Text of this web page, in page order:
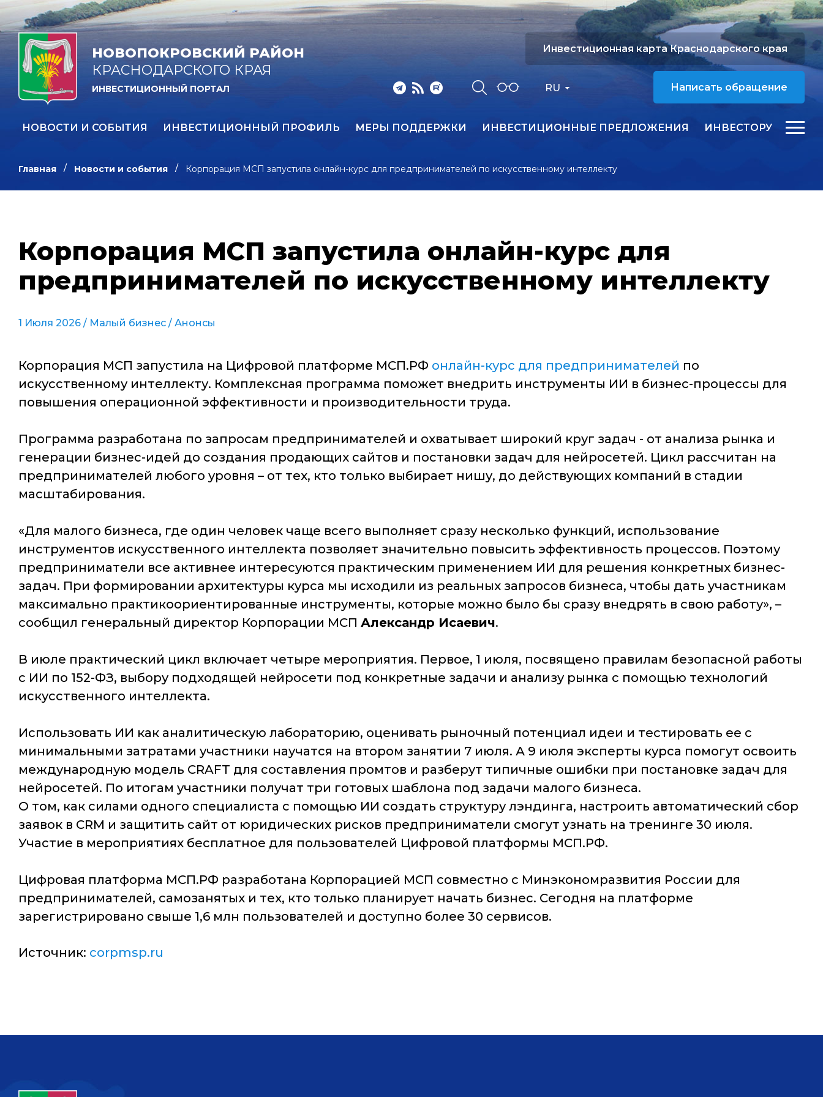
НОВОПОКРОВСКИЙ РАЙОН
КРАСНОДАРСКОГО КРАЯ
ИНВЕСТИЦИОННЫЙ ПОРТАЛ RU
Инвестиционная карта Краснодарского края
Написать обращение
НОВОСТИ И СОБЫТИЯ ИНВЕСТИЦИОННЫЙ ПРОФИЛЬ МЕРЫ ПОДДЕРЖКИ ИНВЕСТИЦИОННЫЕ ПРЕДЛОЖЕНИЯ ИНВЕСТОРУ
Главная Новости и события Корпорация МСП запустила онлайн-курс для предпринимателей по искусственному интеллекту
Корпорация МСП запустила онлайн-курс для
предпринимателей по искусственному интеллекту
1 Июля 2026 / Малый бизнес / Анонсы
Корпорация МСП запустила на Цифровой платформе МСП.РФ онлайн-курс для предпринимателей по
искусственному интеллекту. Комплексная программа поможет внедрить инструменты ИИ в бизнес-процессы для
повышения операционной эффективности и производительности труда.
Программа разработана по запросам предпринимателей и охватывает широкий круг задач - от анализа рынка и
генерации бизнес-идей до создания продающих сайтов и постановки задач для нейросетей. Цикл рассчитан на
предпринимателей любого уровня – от тех, кто только выбирает нишу, до действующих компаний в стадии
масштабирования.
«Для малого бизнеса, где один человек чаще всего выполняет сразу несколько функций, использование
инструментов искусственного интеллекта позволяет значительно повысить эффективность процессов. Поэтому
предприниматели все активнее интересуются практическим применением ИИ для решения конкретных бизнес-
задач. При формировании архитектуры курса мы исходили из реальных запросов бизнеса, чтобы дать участникам
максимально практикоориентированные инструменты, которые можно было бы сразу внедрять в свою работу», –
сообщил генеральный директор Корпорации МСП Александр Исаевич.
В июле практический цикл включает четыре мероприятия. Первое, 1 июля, посвящено правилам безопасной работы
с ИИ по 152-ФЗ, выбору подходящей нейросети под конкретные задачи и анализу рынка с помощью технологий
искусственного интеллекта.
Использовать ИИ как аналитическую лабораторию, оценивать рыночный потенциал идеи и тестировать ее с
минимальными затратами участники научатся на втором занятии 7 июля. А 9 июля эксперты курса помогут освоить
международную модель CRAFT для составления промтов и разберут типичные ошибки при постановке задач для
нейросетей. По итогам участники получат три готовых шаблона под задачи малого бизнеса.
О том, как силами одного специалиста с помощью ИИ создать структуру лэндинга, настроить автоматический сбор
заявок в CRM и защитить сайт от юридических рисков предприниматели смогут узнать на тренинге 30 июля.
Участие в мероприятиях бесплатное для пользователей Цифровой платформы МСП.РФ.
Цифровая платформа МСП.РФ разработана Корпорацией МСП совместно с Минэкономразвития России для
предпринимателей, самозанятых и тех, кто только планирует начать бизнес. Сегодня на платформе
зарегистрировано свыше 1,6 млн пользователей и доступно более 30 сервисов.
Источник: corpmsp.ru